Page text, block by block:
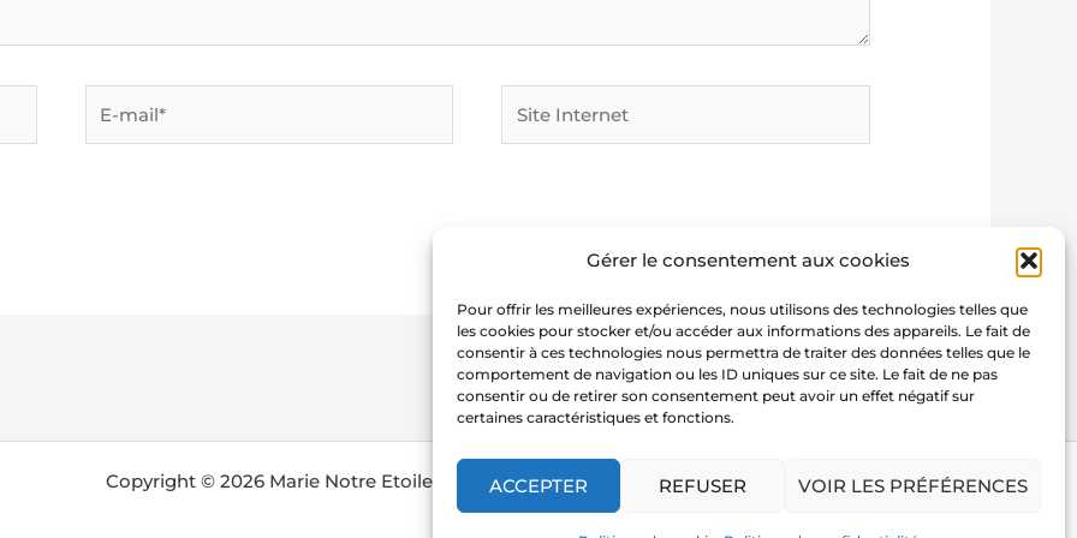
Gérer le consentement aux cookies
Pour offrir les meilleures expériences, nous utilisons des technologies telles que
les cookies pour stocker et/ou accéder aux informations des appareils. Le fait de
consentir à ces technologies nous permettra de traiter des données telles que le
comportement de navigation ou les ID uniques sur ce site. Le fait de ne pas
consentir ou de retirer son consentement peut avoir un effet négatif sur
certaines caractéristiques et fonctions.
ACCEPTER REFUSER VOIR LES PRÉFÉRENCES
mail*
Internet
Copyright © 2026 Marie Notre Etoile